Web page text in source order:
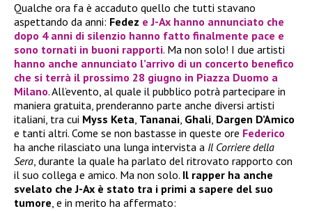
Qualche ora fa è accaduto quello che tutti stavano
aspettando da anni: Fedez e J-Ax hanno annunciato che
dopo 4 anni di silenzio hanno fatto finalmente pace e
sono tornati in buoni rapporti. Ma non solo! I due artisti
hanno anche annunciato l’arrivo di un concerto benefico
che si terrà il prossimo 28 giugno in Piazza Duomo a
Milano. All’evento, al quale il pubblico potrà partecipare in
maniera gratuita, prenderanno parte anche diversi artisti
italiani, tra cui Myss Keta, Tananai, Ghali, Dargen D’Amico
e tanti altri. Come se non bastasse in queste ore Federico
ha anche rilasciato una lunga intervista a Il Corriere della
Sera, durante la quale ha parlato del ritrovato rapporto con
il suo collega e amico. Ma non solo. Il rapper ha anche
svelato che J-Ax è stato tra i primi a sapere del suo
tumore, e in merito ha affermato: